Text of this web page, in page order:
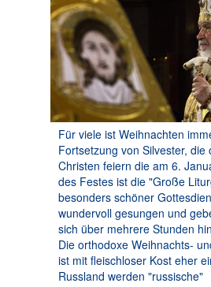
Für viele ist Weihnachten
Fortsetzung von Silvester, die
Christen feiern die am 6.
des Festes ist die "Große
besonders schöner
wundervoll gesungen und
sich über mehrere Stunden
Die orthodoxe Weihnachts-
ist mit fleischloser Kost eher
Russland werden "russische"